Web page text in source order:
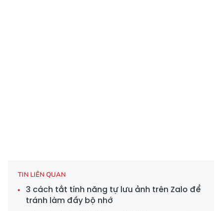
TIN LIÊN QUAN
3 cách tắt tính năng tự lưu ảnh trên Zalo để
tránh làm đầy bộ nhớ